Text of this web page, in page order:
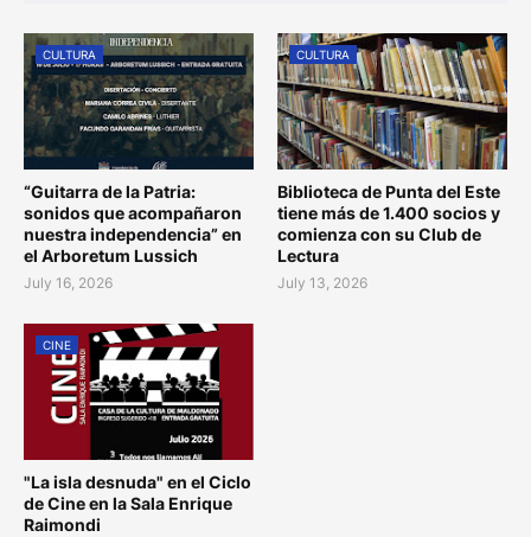
CULTURA
“Guitarra de la Patria:
sonidos que acompañaron
nuestra independencia” en
el Arboretum Lussich
July 16, 2026
CULTURA
Biblioteca de Punta del Este
tiene más de 1.400 socios y
comienza con su Club de
Lectura
July 13, 2026
CINE
"La isla desnuda" en el Ciclo
de Cine en la Sala Enrique
Raimondi